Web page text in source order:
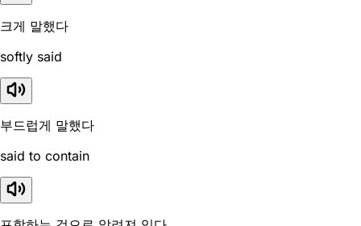
크게 말했다
softly said
부드럽게 말했다
said to contain